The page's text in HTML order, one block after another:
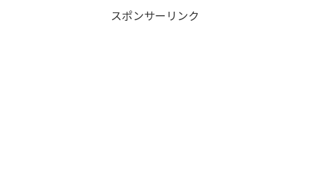
スポンサーリンク